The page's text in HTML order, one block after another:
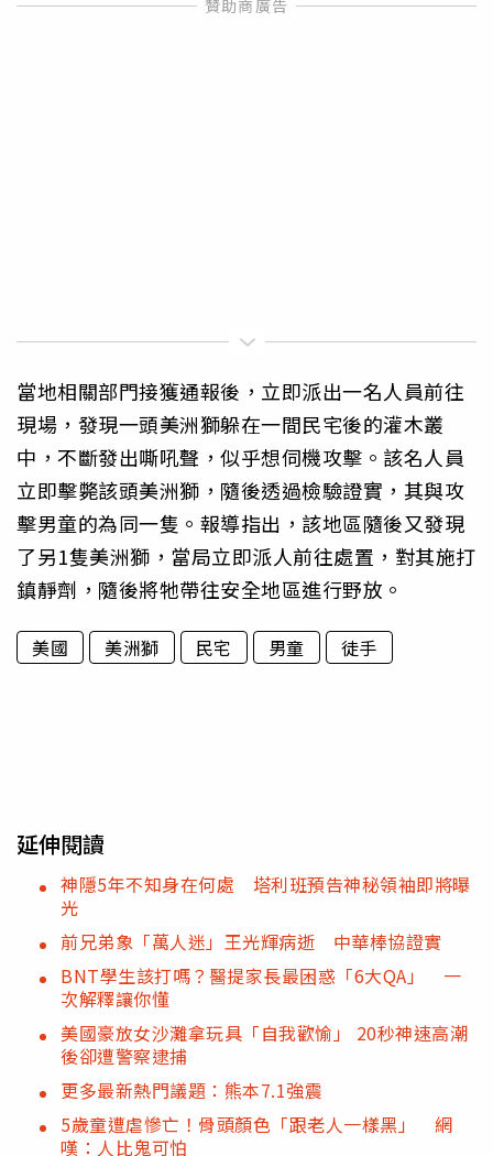
當地相關部門接獲通報後，立即派出一名人員前往
現場，發現一頭美洲獅躲在一間民宅後的灌木叢
中，不斷發出嘶吼聲，似乎想伺機攻擊。該名人員
立即擊斃該頭美洲獅，隨後透過檢驗證實，其與攻
擊男童的為同一隻。報導指出，該地區隨後又發現
了另1隻美洲獅，當局立即派人前往處置，對其施打
鎮靜劑，隨後將牠帶往安全地區進行野放。
美國 美洲獅 民宅 男童 徒手
延伸閱讀
神隱5年不知身在何處 塔利班預告神秘領袖即將曝
光
前兄弟象「萬人迷」王光輝病逝 中華棒協證實
BNT學生該打嗎？醫提家長最困惑「6大QA」 一
次解釋讓你懂
美國豪放女沙灘拿玩具「自我歡愉」 20秒神速高潮
後卻遭警察逮捕
更多最新熱門議題：熊本7.1強震
5歲童遭虐慘亡！骨頭顏色「跟老人一樣黑」 網
嘆：人比鬼可怕